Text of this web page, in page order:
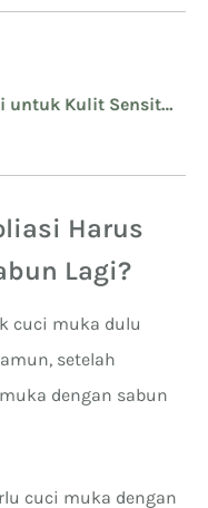
untuk Kulit Sensitif
Harus
Lagi?
cuci muka dulu
setelah
dengan sabun
cuci muka dengan